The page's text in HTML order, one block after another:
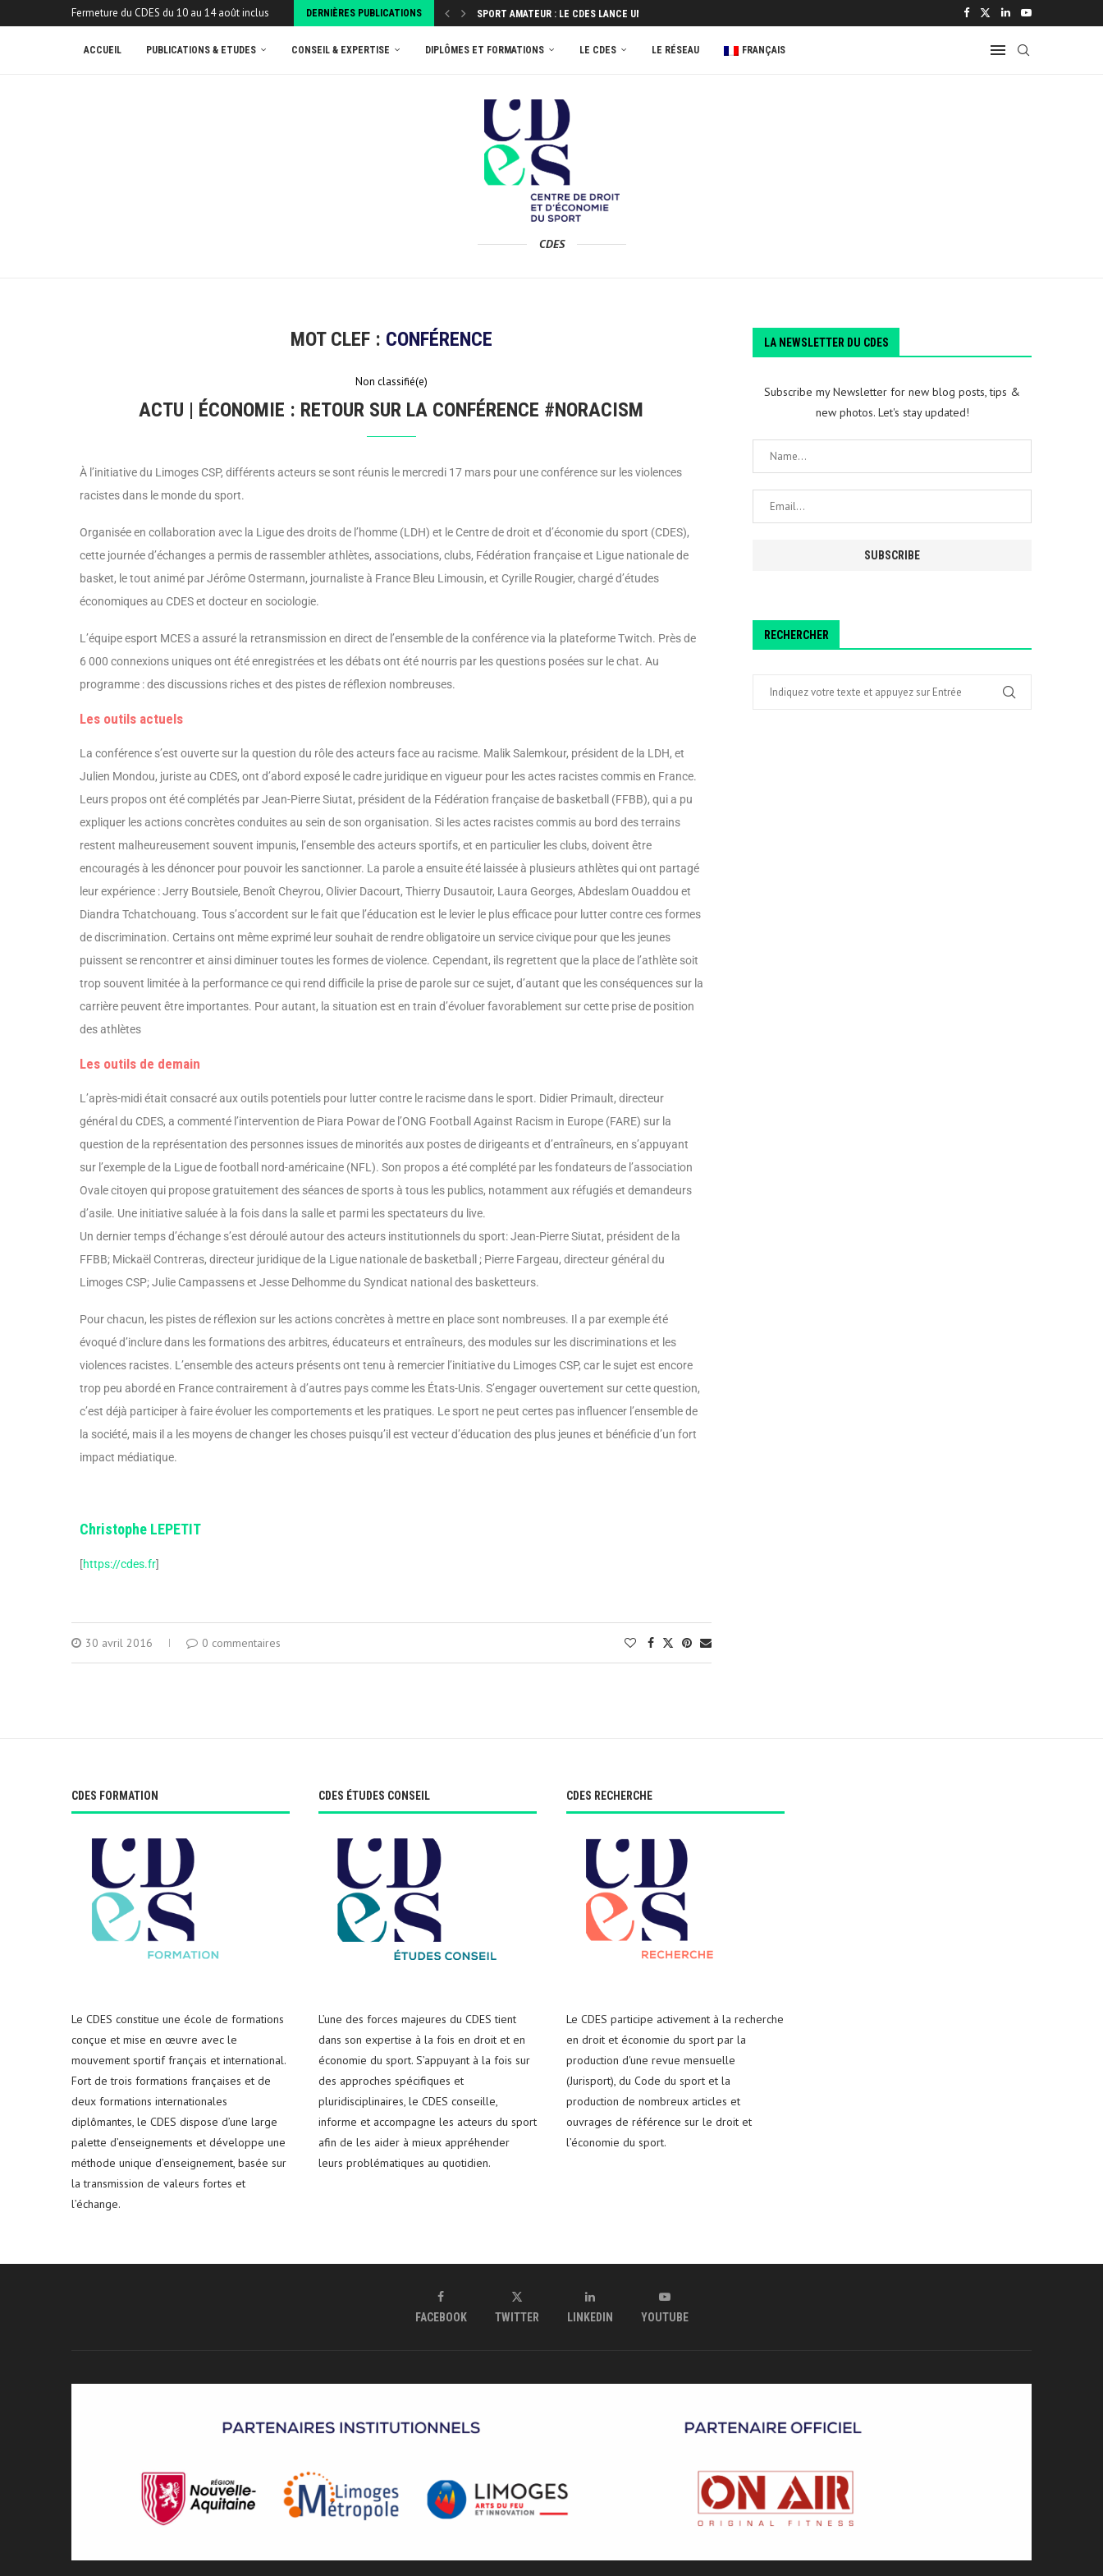
Fermeture du CDES du 10 au 14 août inclus DERNIÈRES PUBLICATIONS SPORT AMATEUR : LE CDES LANCE UNE ENQUÊTE...
ACCUEIL
PUBLICATIONS & ETUDES CONSEIL & EXPERTISE DIPLÔMES ET FORMATIONS LE CDES LE RÉSEAU FRANÇAIS
CDES
MOT CLEF : CONFÉRENCE
Non classifié(e)
ACTU | ÉCONOMIE : RETOUR SUR LA CONFÉRENCE #NORACISM
À l’initiative du Limoges CSP, différents acteurs se sont réunis le mercredi 17 mars pour une conférence sur les violences
racistes dans le monde du sport.
Organisée en collaboration avec la Ligue des droits de l’homme (LDH) et le Centre de droit et d’économie du sport (CDES),
cette journée d’échanges a permis de rassembler athlètes, associations, clubs, Fédération française et Ligue nationale de
basket, le tout animé par Jérôme Ostermann, journaliste à France Bleu Limousin, et Cyrille Rougier, chargé d’études
économiques au CDES et docteur en sociologie.
L’équipe esport MCES a assuré la retransmission en direct de l’ensemble de la conférence via la plateforme Twitch. Près de
6 000 connexions uniques ont été enregistrées et les débats ont été nourris par les questions posées sur le chat. Au
programme : des discussions riches et des pistes de réflexion nombreuses.
Les outils actuels
La conférence s’est ouverte sur la question du rôle des acteurs face au racisme. Malik Salemkour, président de la LDH, et
Julien Mondou, juriste au CDES, ont d’abord exposé le cadre juridique en vigueur pour les actes racistes commis en France.
Leurs propos ont été complétés par Jean-Pierre Siutat, président de la Fédération française de basketball (FFBB), qui a pu
expliquer les actions concrètes conduites au sein de son organisation. Si les actes racistes commis au bord des terrains
restent malheureusement souvent impunis, l’ensemble des acteurs sportifs, et en particulier les clubs, doivent être
encouragés à les dénoncer pour pouvoir les sanctionner. La parole a ensuite été laissée à plusieurs athlètes qui ont partagé
leur expérience : Jerry Boutsiele, Benoît Cheyrou, Olivier Dacourt, Thierry Dusautoir, Laura Georges, Abdeslam Ouaddou et
Diandra Tchatchouang. Tous s’accordent sur le fait que l’éducation est le levier le plus efficace pour lutter contre ces formes
de discrimination. Certains ont même exprimé leur souhait de rendre obligatoire un service civique pour que les jeunes
puissent se rencontrer et ainsi diminuer toutes les formes de violence. Cependant, ils regrettent que la place de l’athlète soit
trop souvent limitée à la performance ce qui rend difficile la prise de parole sur ce sujet, d’autant que les conséquences sur la
carrière peuvent être importantes. Pour autant, la situation est en train d’évoluer favorablement sur cette prise de position
des athlètes
Les outils de demain
L’après-midi était consacré aux outils potentiels pour lutter contre le racisme dans le sport. Didier Primault, directeur
général du CDES, a commenté l’intervention de Piara Powar de l’ONG Football Against Racism in Europe (FARE) sur la
question de la représentation des personnes issues de minorités aux postes de dirigeants et d’entraîneurs, en s’appuyant
sur l’exemple de la Ligue de football nord-américaine (NFL). Son propos a été complété par les fondateurs de l’association
Ovale citoyen qui propose gratuitement des séances de sports à tous les publics, notamment aux réfugiés et demandeurs
d’asile. Une initiative saluée à la fois dans la salle et parmi les spectateurs du live.
Un dernier temps d’échange s’est déroulé autour des acteurs institutionnels du sport: Jean-Pierre Siutat, président de la
FFBB; Mickaël Contreras, directeur juridique de la Ligue nationale de basketball ; Pierre Fargeau, directeur général du
Limoges CSP; Julie Campassens et Jesse Delhomme du Syndicat national des basketteurs.
Pour chacun, les pistes de réflexion sur les actions concrètes à mettre en place sont nombreuses. Il a par exemple été
évoqué d’inclure dans les formations des arbitres, éducateurs et entraîneurs, des modules sur les discriminations et les
violences racistes. L’ensemble des acteurs présents ont tenu à remercier l’initiative du Limoges CSP, car le sujet est encore
trop peu abordé en France contrairement à d’autres pays comme les États-Unis. S’engager ouvertement sur cette question,
c’est déjà participer à faire évoluer les comportements et les pratiques. Le sport ne peut certes pas influencer l’ensemble de
la société, mais il a les moyens de changer les choses puisqu’il est vecteur d’éducation des plus jeunes et bénéficie d’un fort
impact médiatique.
Christophe LEPETIT
[https://cdes.fr]
30 avril 2016 0 commentaires
LA NEWSLETTER DU CDES
Subscribe my Newsletter for new blog posts, tips &
new photos. Let's stay updated!
RECHERCHER
CDES FORMATION
Le CDES constitue une école de formations
conçue et mise en œuvre avec le
mouvement sportif français et international.
Fort de trois formations françaises et de
deux formations internationales
diplômantes, le CDES dispose d’une large
palette d’enseignements et développe une
méthode unique d’enseignement, basée sur
la transmission de valeurs fortes et
l’échange.
CDES ÉTUDES CONSEIL
L’une des forces majeures du CDES tient
dans son expertise à la fois en droit et en
économie du sport. S’appuyant à la fois sur
des approches spécifiques et
pluridisciplinaires, le CDES conseille,
informe et accompagne les acteurs du sport
afin de les aider à mieux appréhender
leurs problématiques au quotidien.
CDES RECHERCHE
Le CDES participe activement à la recherche
en droit et économie du sport par la
production d'une revue mensuelle
(Jurisport), du Code du sport et la
production de nombreux articles et
ouvrages de référence sur le droit et
l’économie du sport.
FACEBOOK TWITTER LINKEDIN YOUTUBE